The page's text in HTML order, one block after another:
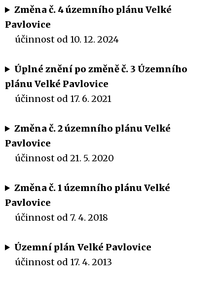
Změna č. 4 územního plánu Velké
Pavlovice
účinnost od 10. 12. 2024
Úplné znění po změně č. 3 Územního
plánu Velké Pavlovice
účinnost od 17. 6. 2021
Změna č. 2 územního plánu Velké
Pavlovice
účinnost od 21. 5. 2020
Změna č. 1 územního plánu Velké
Pavlovice
účinnost od 7. 4. 2018
Územní plán Velké Pavlovice
účinnost od 17. 4. 2013